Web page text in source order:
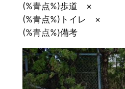
(%青点%)歩道 ×
(%青点%)トイレ ×
(%青点%)備考